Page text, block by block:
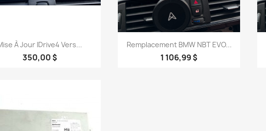
 Aperçu rapide
À Jour IDrive4 Vers...
350,00 $
Aperçu rapide
Remplacement BMW NBT EVO...
1 106,99 $